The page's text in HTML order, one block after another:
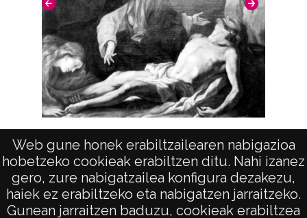
Web gune honek erabiltzailearen nabigazioa
hobetzeko cookieak erabiltzen ditu. Nahi izanez
gero, zure nabigatzailea konfigura dezakezu,
haiek ez erabiltzeko eta nabigatzen jarraitzeko.
Gunean jarraitzen baduzu, cookieak erabiltzea
19601231
1940, enero, 1 a 1960, diciembre, 31 -
Aproximada;
Lugar
Vitoria-Gasteiz
Notas
Nº de identificación: 4055 Duplicado del
negativo: 215 Duplicado del positivo: 215
Positivo original: 4055;
Cristo yacente